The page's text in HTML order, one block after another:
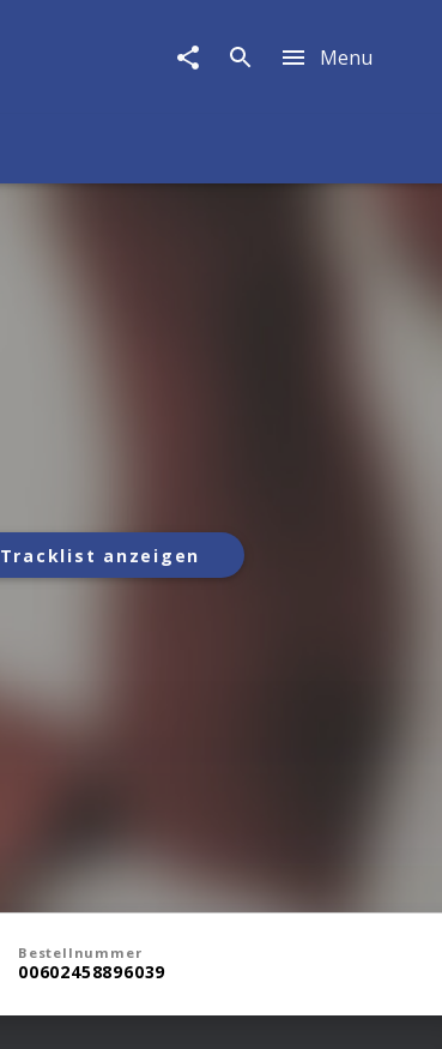
Menu
Tracklist anzeigen
Bestellnummer
00602458896039